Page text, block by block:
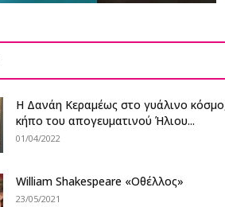
Η Δανάη Κεραμέως στο γυάλινο
κήπο του απογευματινού Ήλιου...
01/04/2022
William Shakespeare «Οθέλλος»
23/05/2021